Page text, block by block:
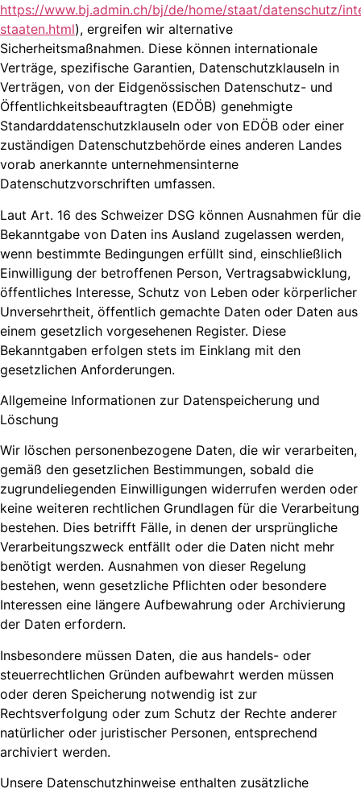
https://www.bj.admin.ch/bj/de/home/staat/datenschutz/
staaten.html), ergreifen wir alternative
Sicherheitsmaßnahmen. Diese können internationale
Verträge, spezifische Garantien, Datenschutzklauseln in
Verträgen, von der Eidgenössischen Datenschutz- und
Öffentlichkeitsbeauftragten (EDÖB) genehmigte
Standarddatenschutzklauseln oder von EDÖB oder einer
zuständigen Datenschutzbehörde eines anderen Landes
vorab anerkannte unternehmensinterne
Datenschutzvorschriften umfassen.
Laut Art. 16 des Schweizer DSG können Ausnahmen für die
Bekanntgabe von Daten ins Ausland zugelassen werden,
wenn bestimmte Bedingungen erfüllt sind, einschließlich
Einwilligung der betroffenen Person, Vertragsabwicklung,
öffentliches Interesse, Schutz von Leben oder körperlicher
Unversehrtheit, öffentlich gemachte Daten oder Daten aus
einem gesetzlich vorgesehenen Register. Diese
Bekanntgaben erfolgen stets im Einklang mit den
gesetzlichen Anforderungen.
Allgemeine Informationen zur Datenspeicherung und
Löschung
Wir löschen personenbezogene Daten, die wir verarbeiten,
gemäß den gesetzlichen Bestimmungen, sobald die
zugrundeliegenden Einwilligungen widerrufen werden oder
keine weiteren rechtlichen Grundlagen für die Verarbeitung
bestehen. Dies betrifft Fälle, in denen der ursprüngliche
Verarbeitungszweck entfällt oder die Daten nicht mehr
benötigt werden. Ausnahmen von dieser Regelung
bestehen, wenn gesetzliche Pflichten oder besondere
Interessen eine längere Aufbewahrung oder Archivierung
der Daten erfordern.
Insbesondere müssen Daten, die aus handels- oder
steuerrechtlichen Gründen aufbewahrt werden müssen
oder deren Speicherung notwendig ist zur
Rechtsverfolgung oder zum Schutz der Rechte anderer
natürlicher oder juristischer Personen, entsprechend
archiviert werden.
Unsere Datenschutzhinweise enthalten zusätzliche